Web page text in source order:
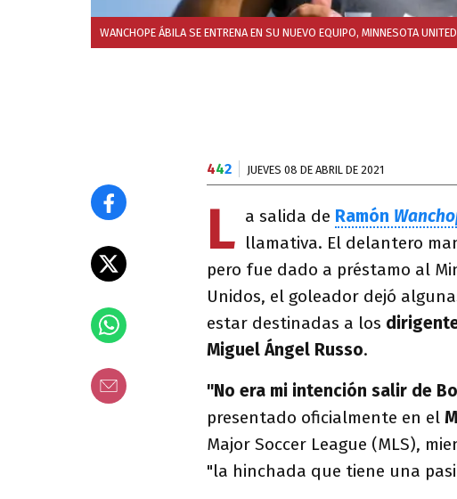
WANCHOPE ÁBILA SE ENTRENA EN SU NUEVO EQUIPO, MINNESOTA
442 JUEVES 08 DE ABRIL DE 2021
L a salida de Ramón
llamativa. El delantero
pero fue dado a préstamo al
Unidos, el goleador dejó
estar destinadas a los
Miguel Ángel Russo.
"No era mi intención salir de
presentado oficialmente en el
Major Soccer League (MLS),
"la hinchada que tiene una